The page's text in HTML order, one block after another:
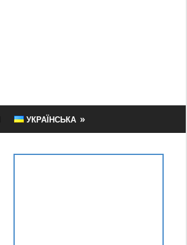
УКРАЇНСЬКА